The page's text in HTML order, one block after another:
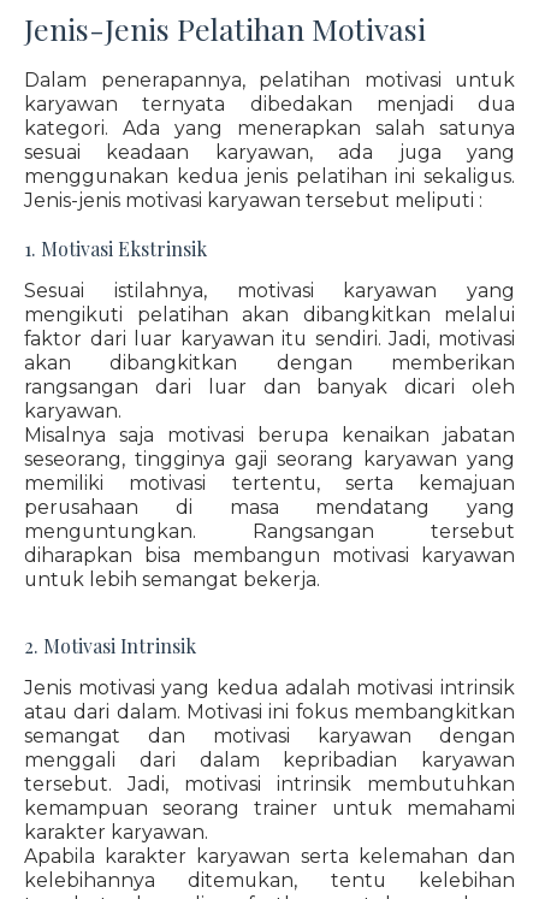
Jenis-Jenis Pelatihan Motivasi
Dalam penerapannya, pelatihan motivasi untuk
karyawan ternyata dibedakan menjadi dua
kategori. Ada yang menerapkan salah satunya
sesuai keadaan karyawan, ada juga yang
menggunakan kedua jenis pelatihan ini sekaligus.
Jenis-jenis motivasi karyawan tersebut meliputi :
1. Motivasi Ekstrinsik
Sesuai istilahnya, motivasi karyawan yang
mengikuti pelatihan akan dibangkitkan melalui
faktor dari luar karyawan itu sendiri. Jadi, motivasi
akan dibangkitkan dengan memberikan
rangsangan dari luar dan banyak dicari oleh
karyawan.
Misalnya saja motivasi berupa kenaikan jabatan
seseorang, tingginya gaji seorang karyawan yang
memiliki motivasi tertentu, serta kemajuan
perusahaan di masa mendatang yang
menguntungkan. Rangsangan tersebut
diharapkan bisa membangun motivasi karyawan
untuk lebih semangat bekerja.
2. Motivasi Intrinsik
Jenis motivasi yang kedua adalah motivasi intrinsik
atau dari dalam. Motivasi ini fokus membangkitkan
semangat dan motivasi karyawan dengan
menggali dari dalam kepribadian karyawan
tersebut. Jadi, motivasi intrinsik membutuhkan
kemampuan seorang trainer untuk memahami
karakter karyawan.
Apabila karakter karyawan serta kelemahan dan
kelebihannya ditemukan, tentu kelebihan